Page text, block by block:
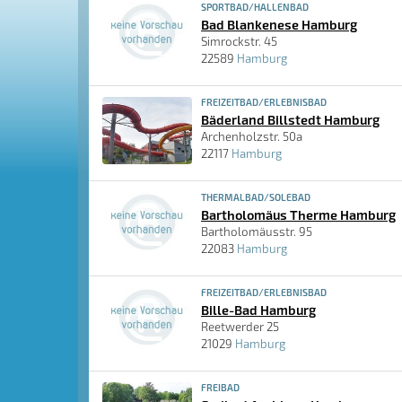
SPORTBAD/HALLENBAD
Bad Blankenese Hamburg
Simrockstr. 45
22589 Hamburg
FREIZEITBAD/ERLEBNISBAD
Bäderland Billstedt Hamburg
Archenholzstr. 50a
22117 Hamburg
THERMALBAD/SOLEBAD
Bartholomäus Therme Hamburg
Bartholomäusstr. 95
22083 Hamburg
FREIZEITBAD/ERLEBNISBAD
Bille-Bad Hamburg
Reetwerder 25
21029 Hamburg
FREIBAD